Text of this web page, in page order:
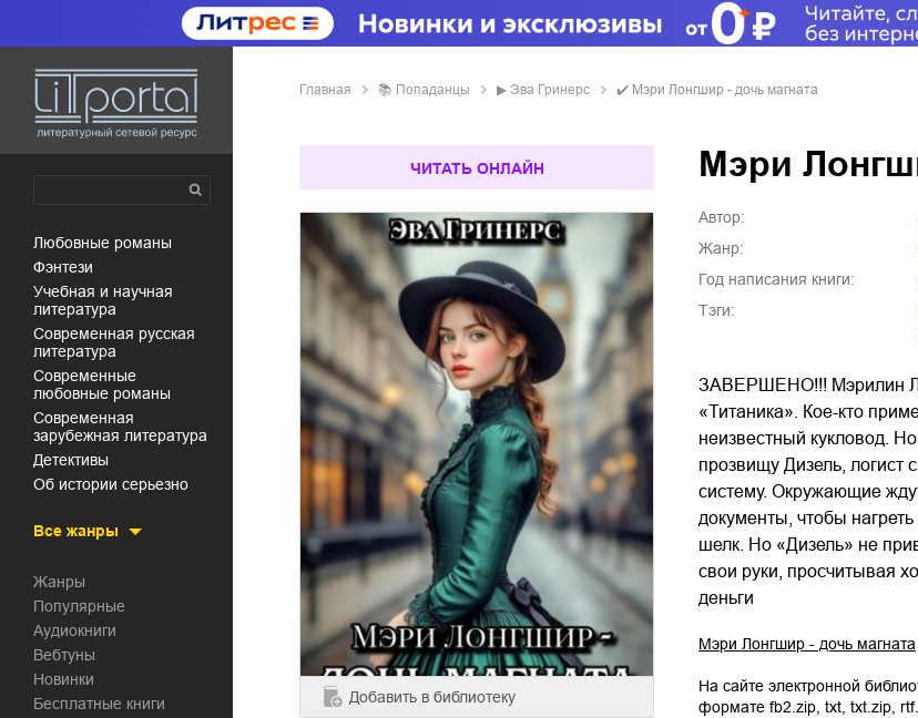
любовные романы
фэнтези
учебная и научная
литература
современная русская
литература
современные
любовные романы
современная
зарубежная литература
детективы
об истории серьезно
Все жанры
Жанры
Популярные
Аудиокниги
Вебтуны
Новинки
Бесплатные книги
Главная 📚 попаданцы ▶ Эва Гринерс ✔️ Мэри Лонгшир - дочь магната
ЧИТАТЬ ОНЛАЙН
Добавить в библиотеку
Мэри
Автор:
Жанр:
Год написания книги:
Тэги:
ЗАВЕРШЕНО!!! Мэрилин
«Титаника». Кое-кто
неизвестный кукловод.
прозвищу Дизель,
систему. Окружающие
документы, чтобы
шелк. Но «Дизель» не
свои руки, просчитывая
деньги
Мэри Лонгшир - дочь магната
На сайте электронной
формате fb2.zip txt txt.zip